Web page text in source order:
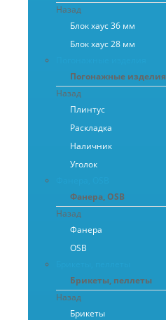
Назад
Блок хаус 36 мм
Блок хаус 28 мм
Погонажные изделия
Назад
Плинтус
Раскладка
Наличник
Уголок
Фанера, OSB
Назад
Фанера
OSB
Брикеты, пеллеты
Назад
Брикеты